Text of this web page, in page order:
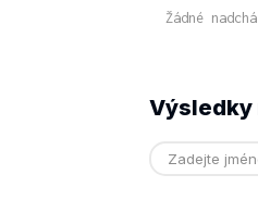
Žádné
Výsledky